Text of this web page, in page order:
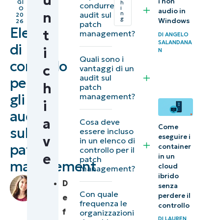
GI
O
20
26
Elenco
di
controllo
per
gli
audit
sul
patch
management
Che cosa si
intende per
audit sul
management?
5 vantaggi di
un audit sul
management
Un elenco di
controllo
completo per
il patch
management
n
t
i
c
h
i
a
v
e
D
e
f
condurre
audit sul
patch
management?
Quali sono i
vantaggi di un
audit sul
patch
management?
Cosa deve
essere incluso
in un elenco di
controllo per il
patch
management?
Con quale
frequenza le
organizzazioni
h
i
n
g
audio in
Windows
DI ANGELO
SALANDANA
N
Come
eseguire i
container
in un
cloud
ibrido
senza
perdere il
controllo
DI LAUREN